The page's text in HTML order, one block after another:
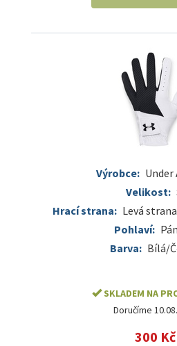
Výrobce:
Velikost:
Hrací strana: Levá
Pohlaví:
Barva: Bílá/
SKLADEM NA
Doručíme
300 Kč